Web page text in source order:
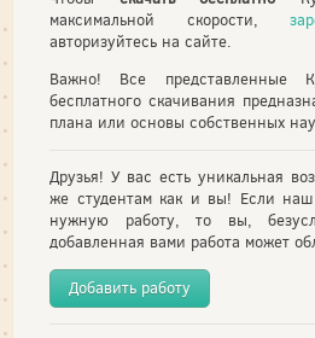
максимальной скорости,
авторизуйтесь на сайте.
Важно! Все представленные
бесплатного скачивания
плана или основы собственных
Друзья! У вас есть уникальная
же студентам как и вы! Если
нужную работу, то вы,
добавленная вами работа может
Добавить работу